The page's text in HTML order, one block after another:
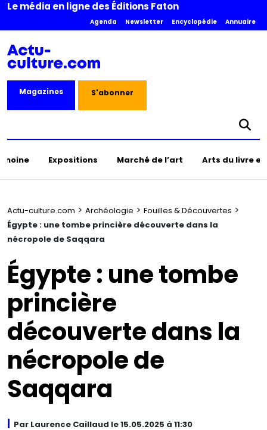
Le média en ligne des Éditions Faton
Agenda Newsletter Encyclopédie Annuaire
Magazines S'abonner
Expositions Marché de l’art Arts du livre
Actu-culture.com > Archéologie > Fouilles & Découvertes >
Égypte : une tombe princière découverte dans la
nécropole de Saqqara
Égypte : une tombe
princière
découverte dans la
nécropole de
Saqqara
Par Laurence Caillaud le 15.05.2025 à 11:30